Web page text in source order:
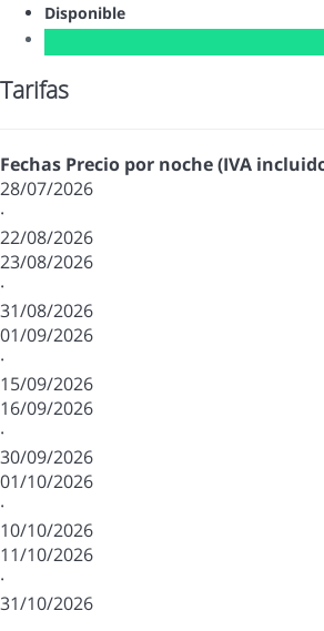
Disponible
Tarifas
Fechas Precio por noche (IVA
28/07/2026
·
22/08/2026
23/08/2026
·
31/08/2026
01/09/2026
·
15/09/2026
16/09/2026
·
30/09/2026
01/10/2026
·
10/10/2026
11/10/2026
·
31/10/2026